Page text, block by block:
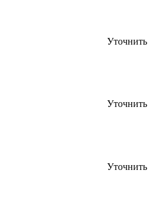
Уточнить
Уточнить
Уточнить